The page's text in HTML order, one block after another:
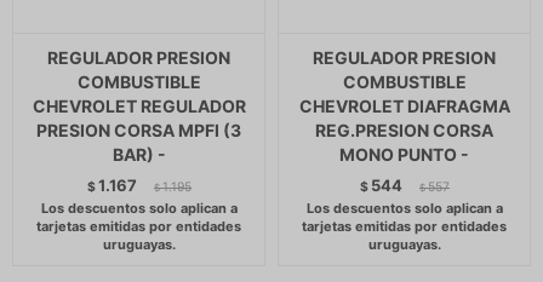
REGULADOR PRESION
COMBUSTIBLE
CHEVROLET REGULADOR
PRESION CORSA MPFI (3
BAR) -
$1.167 $ 1.195
REGULADOR PRESION
COMBUSTIBLE
CHEVROLET DIAFRAGMA
REG.PRESION CORSA
MONO PUNTO -
$ 544 $ 557